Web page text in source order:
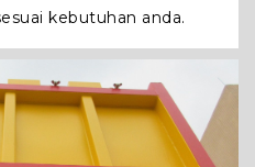
kebutuhan anda.